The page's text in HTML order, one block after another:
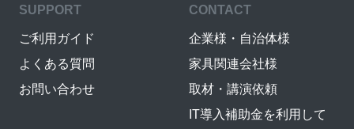
SUPPORT
ご利用ガイド
よくある質問
お問い合わせ
CONTACT
企業様・自治体様
家具関連会社様
取材・講演依頼
IT導入補助金を利用して